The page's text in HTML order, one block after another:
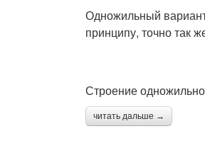
Одножильный
принципу, точно так
Строение
читать дальше →